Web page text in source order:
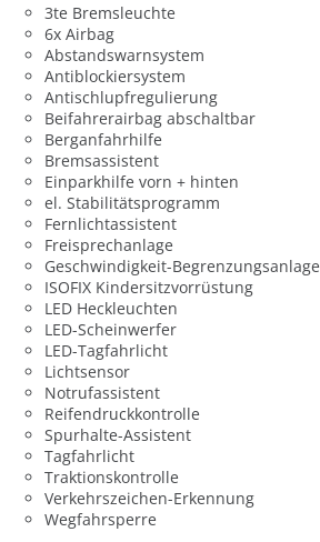
3te Bremsleuchte
6x Airbag
Abstandswarnsystem
Antiblockiersystem
Antischlupfregulierung
Beifahrerairbag abschaltbar
Berganfahrhilfe
Bremsassistent
Einparkhilfe vorn + hinten
el. Stabilitätsprogramm
Fernlichtassistent
Freisprechanlage
Geschwindigkeit-Begrenzungsanlage
ISOFIX Kindersitzvorrüstung
LED Heckleuchten
LED-Scheinwerfer
LED-Tagfahrlicht
Lichtsensor
Notrufassistent
Reifendruckkontrolle
Spurhalte-Assistent
Tagfahrlicht
Traktionskontrolle
Verkehrszeichen-Erkennung
Wegfahrsperre